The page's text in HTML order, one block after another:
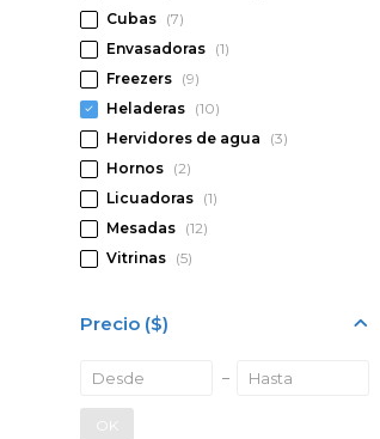
Cubas (7)
Envasadoras (1)
Freezers (9)
Heladeras (10)
Hervidores de agua
(3)
Hornos (2)
Licuadoras (1)
Mesadas (12)
Vitrinas (5)
Precio ($)
OK